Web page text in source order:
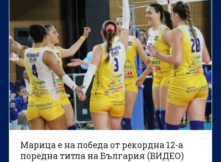
Марица е на победа от рекордна 12-а
поредна титла на България (ВИДЕО)